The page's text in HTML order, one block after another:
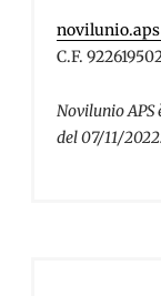
novilunio.aps
C.F.
Novilunio APS
del 07/11/2022.